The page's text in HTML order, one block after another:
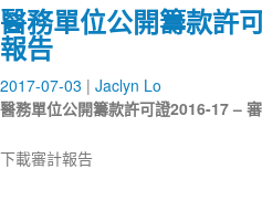
醫務單位公開籌款許
報告
2017-07-03
Jaclyn Lo
醫務單位公開籌款許可證2016-17 –
下載審計報告